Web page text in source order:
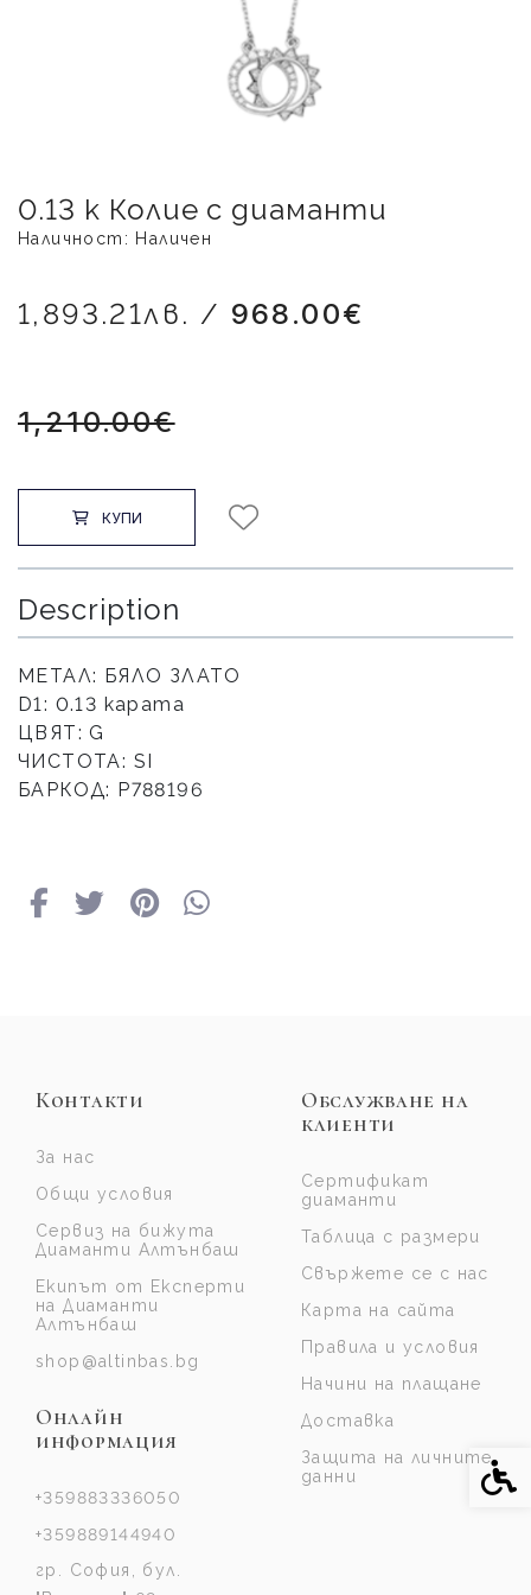
0.13 к Колие с диаманти
Наличност: Наличен
1,893.21лв. / 968.00€
1,210.00€
КУПИ
Description
МЕТАЛ: БЯЛО ЗЛАТО
D1: 0.13 карата
ЦВЯТ: G
ЧИСТОТА: SI
БАРКОД: Р788196
Контакти
За нас
Общи условия
Сервиз на бижута
Диаманти Алтънбаш
Екипът от Експерти
на Диаманти
Алтънбаш
shop@altinbas.bg
Онлайн
информация
+359883336050
+359889144940
гр. София, бул.
Обслужване на
клиенти
Сертификат
диаманти
Таблица с размери
Свържете се с нас
Карта на сайта
Правила и условия
Начини на плащане
Доставка
Защита на личните
данни